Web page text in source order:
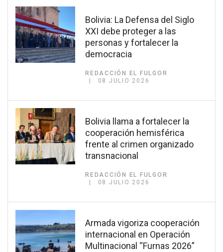
Bolivia: La Defensa del Siglo
XXI debe proteger a las
personas y fortalecer la
democracia
REDACCIÓN EL FULGOR
08 JULIO 2026
Bolivia llama a fortalecer la
cooperación hemisférica
frente al crimen organizado
transnacional
REDACCIÓN EL FULGOR
08 JULIO 2026
Armada vigoriza cooperación
internacional en Operación
Multinacional “Furnas 2026”